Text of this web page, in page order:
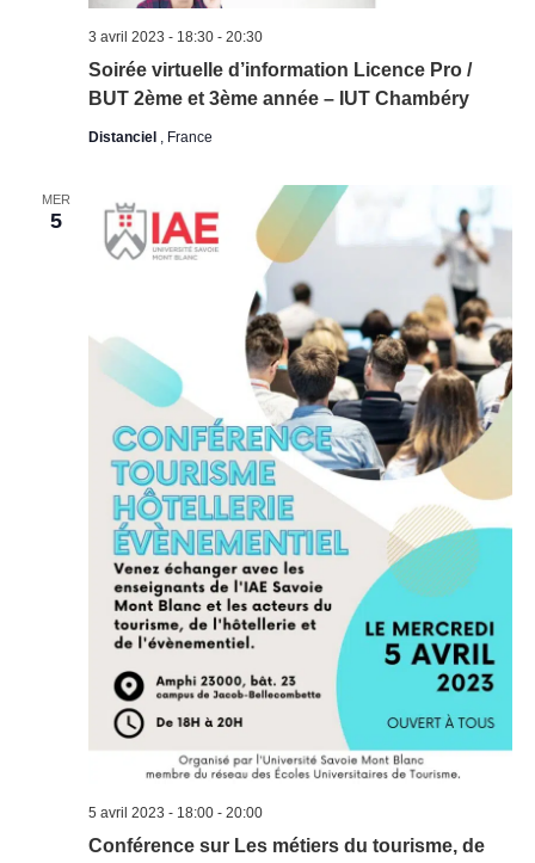
Soirée virtuelle d’information Licence Pro /
BUT 2ème et 3ème année – IUT Chambéry
3 avril 2023 - 18:30- 20:30
Distanciel , France
MER
5
Conférence sur Les métiers du tourisme, de
5 avril 2023 - 18:00- 20:00